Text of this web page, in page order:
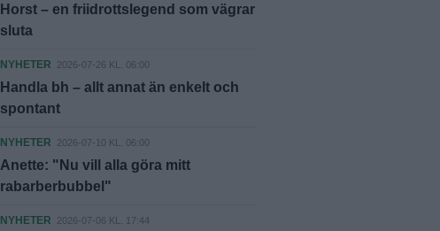
Horst – en friidrottslegend som vägrar
sluta
NYHETER 2026-07-26 KL. 06:00
Handla bh – allt annat än enkelt och
spontant
NYHETER 2026-07-10 KL. 06:00
Anette: "Nu vill alla göra mitt
rabarberbubbel"
NYHETER 2026-07-06 KL. 17:44